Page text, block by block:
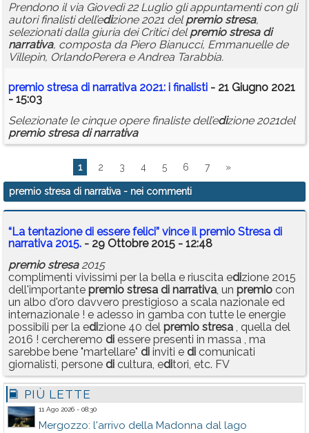
Prendono il via Giovedì 22 Luglio gli appuntamenti con gli
autori finalisti dell’edizione 2021 delpremio stresa,
selezionati dalla giuria dei Critici delpremio stresa di
narrativa, composta da Piero Bianucci, Emmanuelle de
Villepin, OrlandoPerera e Andrea Tarabbia.
premio stresa di narrativa 2021: i finalisti - 21 Giugno 2021
- 15:03
Selezionate le cinque opere finaliste dell’edizione 2021del
premio stresa di narrativa
1 2 3 4 5 6 7 »
premio stresa di narrativa - nei commenti
“La tentazione di essere felici” vince il premio Stresa di
narrativa 2015. - 29 Ottobre 2015 - 12:48
premio stresa2015
complimenti vivissimi per la bella e riuscita edizione 2015
dell'importante premio stresa di narrativa, un premio con
un albo d'oro davvero prestigioso a scala nazionale ed
internazionale ! e adesso in gamba con tutte le energie
possibili per la edizione 40 del premio stresa , quella del
2016 ! cercheremo di essere presenti in massa , ma
sarebbe bene "martellare" di inviti e di comunicati
giornalisti, persone di cultura, editori, etc. FV
PIÙ LETTE
11 Ago 2026 - 08:30
Mergozzo: l'arrivo della Madonna dal lago